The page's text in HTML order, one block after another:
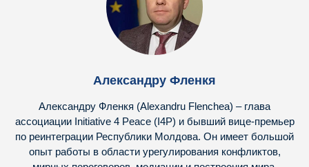
Александру Фленкя
Александру Фленкя (Alexandru Flenchea) – глава
ассоциации Initiative 4 Peace (I4P) и бывший вице-премьер
по реинтеграции Республики Молдова. Он имеет большой
опыт работы в области урегулирования конфликтов,